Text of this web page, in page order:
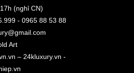
(nghỉ CN)
- 0965 88 53 88
Art
– 24kluxury.vn -